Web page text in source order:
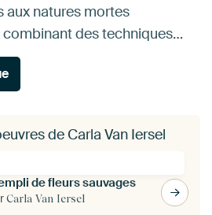
aux natures mortes
des techniques…
de Carla Van Iersel
de fleurs sauvages
Carla Van Iersel